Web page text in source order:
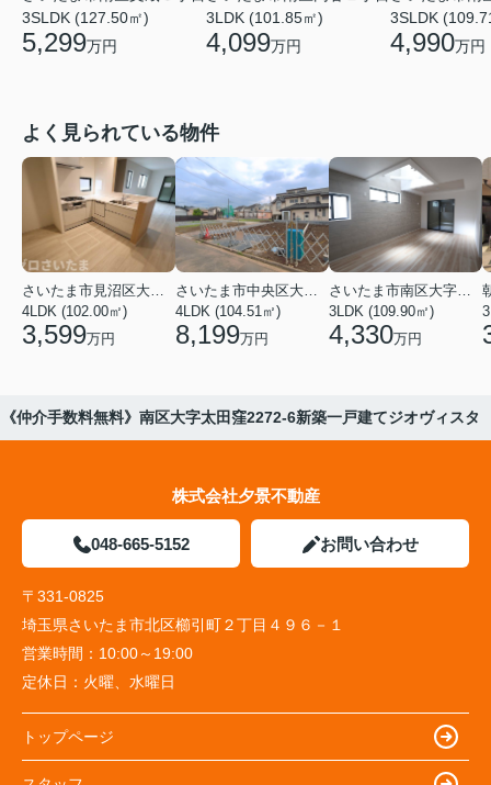
3SLDK (127.50㎡)
5,299万円
3LDK (101.85㎡)
4,099万円
3SLDK
4,990万円
よく見られている物件
さいたま市見沼区大字蓮沼
4LDK (102.00㎡)
3,599万円
さいたま市中央区大戸３丁目
4LDK (104.51㎡)
8,199万円
さいたま市南区大字太田窪
3LDK (109.90㎡)
4,330万円
《仲介手数料無料》南区大字太田窪2272-6新築一戸建てジオヴィスタ
株式会社夕景不動産
048-665-5152 お問い合わせ
〒331-0825
埼玉県さいたま市北区櫛引町２丁目４９６－１
営業時間： 10:00～19:00
定休日： 火曜、水曜日
トップページ